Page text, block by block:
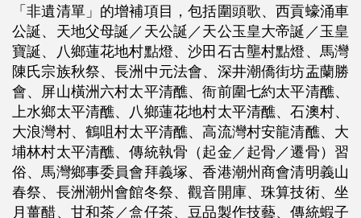
「非遺清單」的增補項目，包括圍頭歌、西貢蠔涌車
公誕、天地父母誕／天公誕／天公玉皇大帝誕／玉皇
寶誕、八鄉蓮花地村點燈、沙田石古壟村點燈、馬灣
陳氏宗族秋祭、長洲中元法會、深井潮僑街坊盂蘭勝
會、屏山橫洲六村太平清醮、衙前圍七約太平清醮、
上水鄉太平清醮、八鄉蓮花地村太平清醮、石澳村、
大浪灣村、鶴咀村太平清醮、高流灣村安龍清醮、大
埔林村太平清醮、傳統執骨（起金／起骨／遷骨）習
俗、馬灣鄉事委員會拜義塚、香港潮州商會清明義山
春祭、長洲潮州會館冬祭、觀音開庫、珠算技術、坐
月薑醋、甘和茶／盒仔茶、豆品製作技藝、傳統蝦子